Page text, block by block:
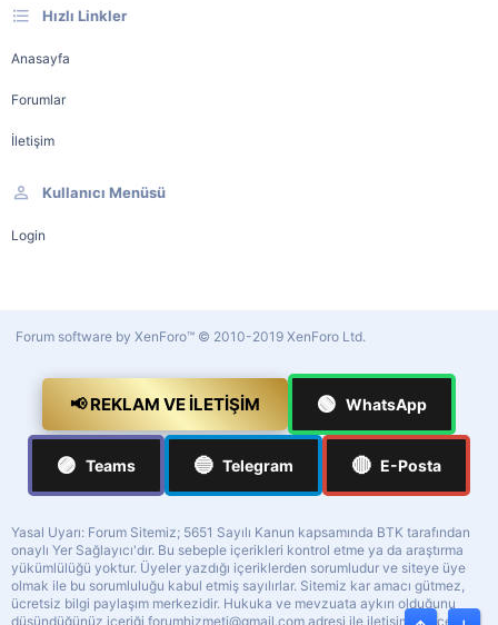
Hızlı Linkler
Anasayfa
Forumlar
İletişim
Kullanıcı Menüsü
Login
Forum software by XenForo™ © 2010-2019 XenForo Ltd.
📢 REKLAM VE İLETIŞIM 🟢 WhatsApp
🟣 Teams 🔵 Telegram 🔴 E-Posta
Yasal Uyarı: Forum Sitemiz; 5651 Sayılı Kanun kapsamında BTK tarafından
onaylı Yer Sağlayıcı'dır. Bu sebeple içerikleri kontrol etme ya da araştırma
yükümlülüğü yoktur. Üyeler yazdığı içeriklerden sorumludur ve siteye üye
olmak ile bu sorumluluğu kabul etmiş sayılırlar. Sitemiz kar amacı gütmez,
ücretsiz bilgi paylaşım merkezidir. Hukuka ve mevzuata aykırı olduğunu
düşündüğünüz içeriği forumhizmeti@gmail.com adresi ile iletişime geçerek